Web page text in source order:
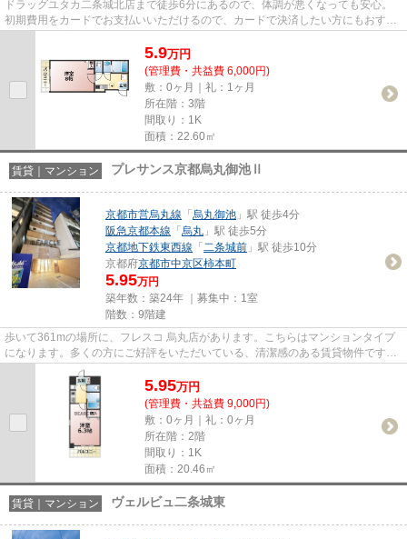
ドラッグユタカ二条城北店まで徒歩6分にあるので、体調が悪くなっても安心。
初期費用をカードでお支払いいただけるので、カードで決済したい方にもおすす
5.9万円
(管理費・共益費 6,000円)
敷：0ヶ月｜礼：1ヶ月
所在階：3階
間取り：1K
面積：22.60㎡
賃貸｜マンション プレサンス京都烏丸御池Ⅱ
京都市営烏丸線 「 烏丸御池 」駅 徒歩4分
阪急京都本線 「 烏丸 」駅 徒歩5分
京都地下鉄東西線 「 二条城前 」駅 徒歩10分
京都府京都市中京区柿本町
5.95万円
築年数：築24年 ｜募集中： 1室
階数：9階建
歩いて361mの場所に、フレスコ 烏丸店があります。こちらはマンションタイプ
になります。多くの方にご好評をいただいている、清潔感のある賃貸物件です。
こだわりポイント満載のプレサ...
5.95万円
(管理費・共益費 9,000円)
敷：0ヶ月｜礼：0ヶ月
所在階：2階
間取り：1K
面積：20.46㎡
賃貸｜マンション ヴェルビュ二条城東